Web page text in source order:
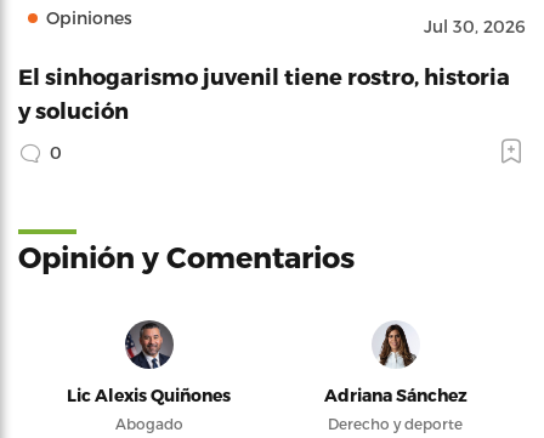
Opiniones Jul 30, 2026
El sinhogarismo juvenil tiene rostro, historia
y solución
0
Opinión y Comentarios
Lic Alexis Quiñones
Abogado
Adriana Sánchez
Derecho y deporte